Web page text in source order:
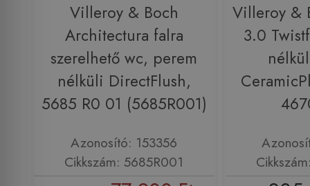
Villeroy & Boch
Architectura falra
szerelhető wc, perem
nélküli DirectFlush,
5685 R0 01 (5685R001)
Azonosító: 153356
Cikkszám: 5685R001
Villeroy &
3.0